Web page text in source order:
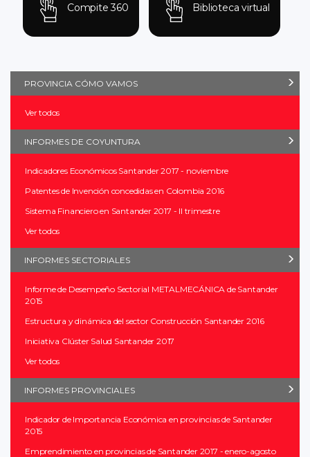
Compite 360 Biblioteca virtual
PROVINCIA CÓMO VAMOS
Ver todos
INFORMES DE COYUNTURA
Indicadores Económicos Santander 2017 - noviembre
Patentes de Invención concedidas en Colombia 2016
Sistema Financiero en Santander 2017 - II trimestre
Ver todos
INFORMES SECTORIALES
Informe de Desempeño Sectorial METALMECÁNICA de Santander
2015
Estructura y dinámica del sector Construcción Santander 2016
Iniciativa Clúster Salud Santander 2017
Ver todos
INFORMES PROVINCIALES
Indicador de Importancia Económica en provincias de Santander
2015
Emprendimiento en provincias de Santander 2017 - enero-agosto